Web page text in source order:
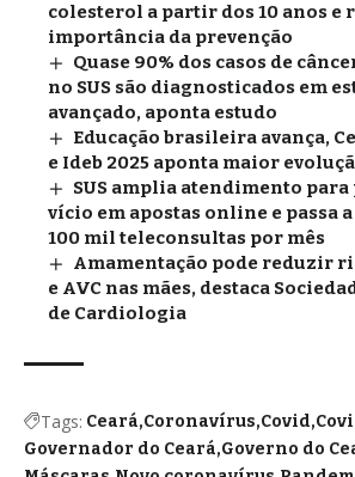
colesterol a partir dos 10 anos e
importância da prevenção
Quase 90% dos casos de
no SUS são diagnosticados em
avançado, aponta estudo
Educação brasileira avança,
e Ideb 2025 aponta maior
SUS amplia atendimento para
vício em apostas online e passa
100 mil teleconsultas por mês
Amamentação pode reduzir
e AVC nas mães, destaca
de Cardiologia
Tags: Ceará Coronavírus Covid
Governador do Ceará Governo do